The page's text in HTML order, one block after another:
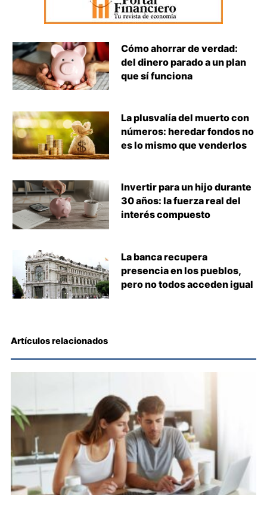
Cómo ahorrar de verdad:
del dinero parado a un plan
que sí funciona
La plusvalía del muerto con
números: heredar fondos no
es lo mismo que venderlos
Invertir para un hijo durante
30 años: la fuerza real del
interés compuesto
La banca recupera
presencia en los pueblos,
pero no todos acceden igual
Artículos relacionados